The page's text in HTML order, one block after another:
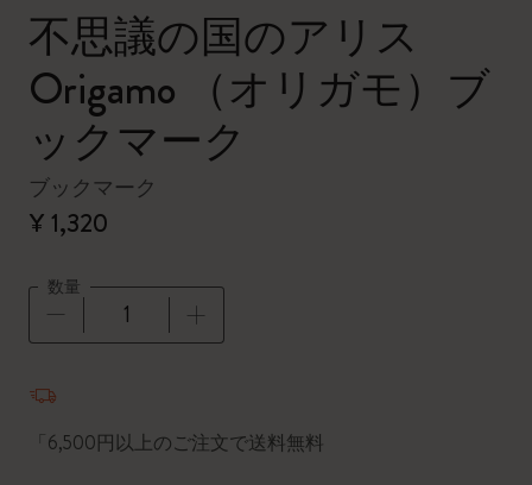
不思議の国のアリス
Origamo （オリガモ）ブ
ックマーク
ブックマーク
¥ 1,320
数量
「6,500円以上のご注文で送料無料